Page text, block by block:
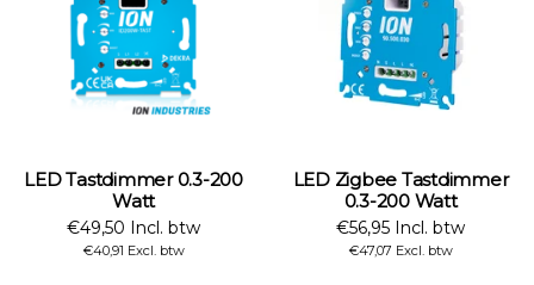
LED Tastdimmer 0.3-200
Watt
€49,50 Incl. btw
€40,91 Excl. btw
LED Zigbee Tastdimmer
0.3-200 Watt
€56,95 Incl. btw
€47,07 Excl. btw